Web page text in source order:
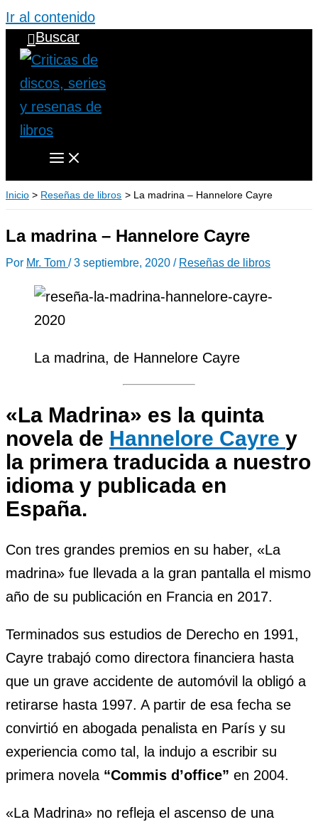
Ir al contenido
Buscar
Inicio Reseñas de libros La madrina – Hannelore Cayre
La madrina – Hannelore Cayre
Por Mr. Tom /3 septiembre, 2020 / Reseñas de libros
La madrina, de Hannelore Cayre
«La Madrina» es la quinta
novela de Hannelore Cayre y
la primera traducida a nuestro
idioma y publicada en
España.
Con tres grandes premios en su haber, «La
madrina» fue llevada a la gran pantalla el mismo
año de su publicación en Francia en 2017.
Terminados sus estudios de Derecho en 1991,
Cayre trabajó como directora financiera hasta
que un grave accidente de automóvil la obligó a
retirarse hasta 1997. A partir de esa fecha se
convirtió en abogada penalista en París y su
experiencia como tal, la indujo a escribir su
primera novela “Commis d’office” en 2004.
«La Madrina» no refleja el ascenso de una